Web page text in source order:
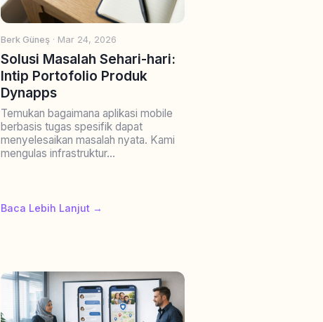
Berk Güneş · Mar 24, 2026
Solusi Masalah Sehari-hari:
Intip Portofolio Produk
Dynapps
Temukan bagaimana aplikasi mobile
berbasis tugas spesifik dapat
menyelesaikan masalah nyata. Kami
mengulas infrastruktur...
Baca Lebih Lanjut →